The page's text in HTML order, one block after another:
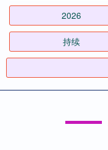
2026
持续